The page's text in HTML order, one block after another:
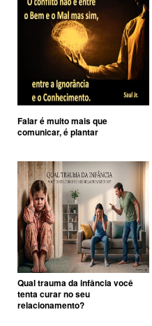
Falar é muito mais que
comunicar, é plantar
Qual trauma da infância você
tenta curar no seu
relacionamento?